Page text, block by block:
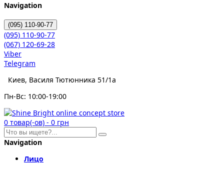
Navigation
(095) 110-90-77
(095) 110-90-77
(067) 120-69-28
Viber
Telegram
Киев, Василя Тютюнника 51/1а
Пн-Вс: 10:00-19:00
0 товар(-ов) - 0 грн
Navigation
Лицо